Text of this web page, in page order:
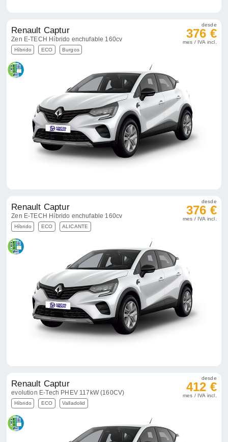
Renault Captur
Zen E-TECH Híbrido enchufable 160cv
Híbrido ECO Burgos
desde
376 €
mes / IVA incl.
Renault Captur
Zen E-TECH Híbrido enchufable 160cv
Híbrido ECO ALICANTE
desde
376 €
mes / IVA incl.
Renault Captur
evolution E-Tech PHEV 117kW (160CV)
Híbrido ECO Valladolid
desde
412 €
mes / IVA incl.